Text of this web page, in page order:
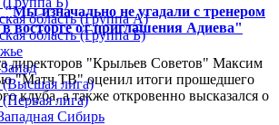
изначально не угадали с тренером
восторге от приглашения Адиева"
директоров "Крыльев Советов" Максим
"Матч ТВ" оценил итоги прошедшего
клуба, а также откровенно высказался о
область (Группа А)
область (Группа Б)
лига)
лига)
Сибирь